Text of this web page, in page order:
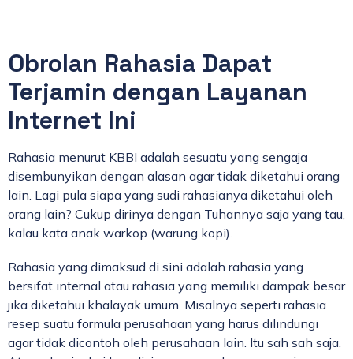
Obrolan Rahasia Dapat
Terjamin dengan Layanan
Internet Ini
Rahasia menurut KBBI adalah sesuatu yang sengaja
disembunyikan dengan alasan agar tidak diketahui orang
lain. Lagi pula siapa yang sudi rahasianya diketahui oleh
orang lain? Cukup dirinya dengan Tuhannya saja yang tau,
kalau kata anak warkop (warung kopi).
Rahasia yang dimaksud di sini adalah rahasia yang
bersifat internal atau rahasia yang memiliki dampak besar
jika diketahui khalayak umum. Misalnya seperti rahasia
resep suatu formula perusahaan yang harus dilindungi
agar tidak dicontoh oleh perusahaan lain. Itu sah sah saja.